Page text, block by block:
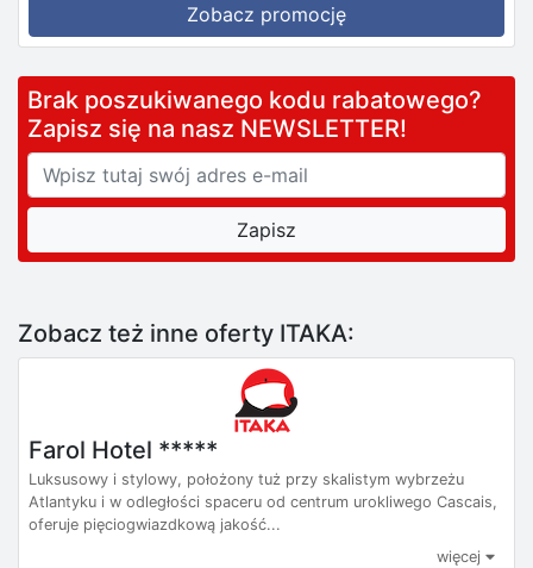
Zobacz promocję
Brak poszukiwanego kodu rabatowego?
Zapisz się na nasz NEWSLETTER!
Zobacz też inne oferty ITAKA:
Farol Hotel *****
Luksusowy i stylowy, położony tuż przy skalistym wybrzeżu
Atlantyku i w odległości spaceru od centrum urokliwego Cascais,
oferuje pięciogwiazdkową jakość...
więcej